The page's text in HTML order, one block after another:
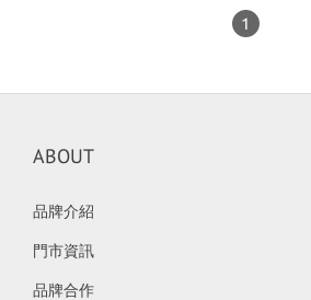
1
ABOUT
品牌介紹
門市資訊
品牌合作